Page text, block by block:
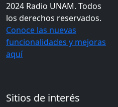
2024 Radio UNAM. Todos
los derechos reservados.
Conoce las nuevas
funcionalidades y mejoras
aquí
Sitios de interés